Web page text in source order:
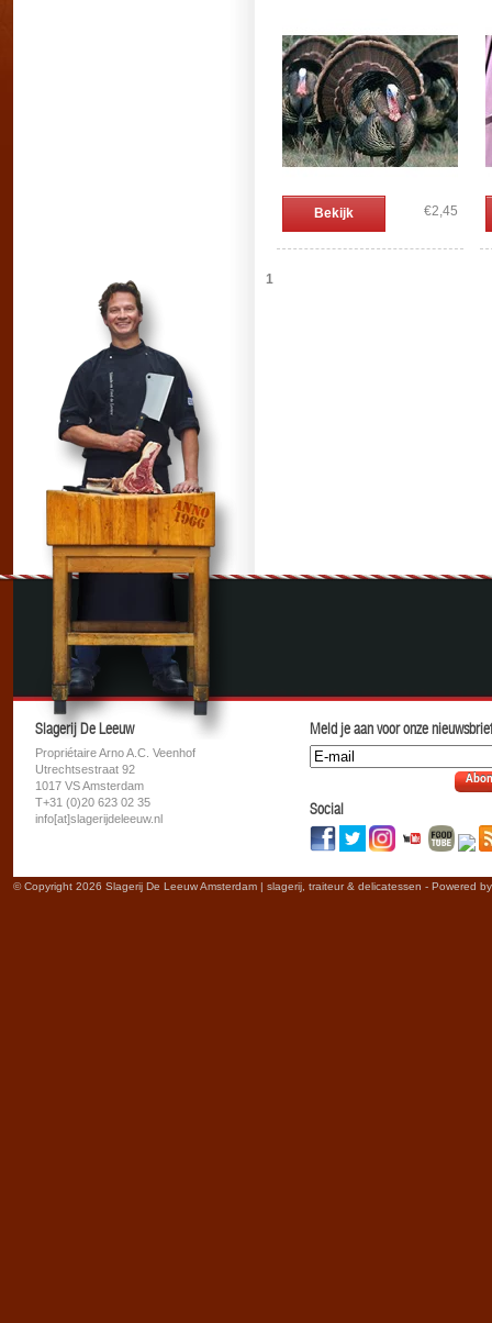
Bekijk €2,45
1
Slagerij De Leeuw
Propriétaire Arno A.C. Veenhof
Utrechtsestraat 92
1017 VS Amsterdam
T+31 (0)20 623 02 35
info[at]slagerijdeleeuw.nl
Meld je aan voor onze
Social
© Copyright 2026 Slagerij De Leeuw Amsterdam | slagerij, traiteur & delicatessen - Powered